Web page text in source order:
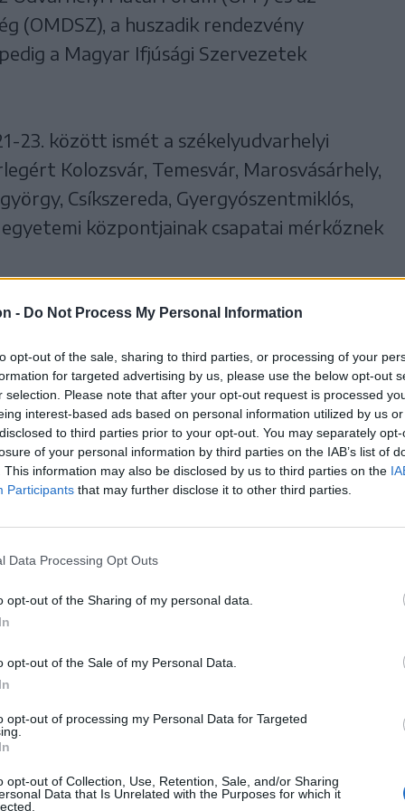
- Do Not Process My Personal Information
opt-out of the sale, sharing to third parties, or processing of your
for targeted advertising by us, please use the below opt-out
selection. Please note that after your opt-out request is processed
interest-based ads based on personal information utilized by us
to third parties prior to your opt-out. You may separately
of your personal information by third parties on the IAB’s list of
This information may also be disclosed by us to third parties on the
Participants that may further disclose it to other third parties.
Data Processing Opt Outs
opt-out of the Sharing of my personal data.
opt-out of the Sale of my Personal Data.
opt-out of processing my Personal Data for Targeted
opt-out of Collection, Use, Retention, Sale, and/or Sharing
Data that Is Unrelated with the Purposes for which it
(OMDSZ), a huszadik rendezvény
a Magyar Ifjúsági Szervezetek
23. között ismét a székelyudvarhelyi
Kolozsvár, Temesvár, Marosvásárhely,
Csíkszereda, Gyergyószentmiklós,
egyetemi központjainak csapatai mérkőznek
megemlékezést, hanem előremutató
is jelent. Ennek jegyében a 2009-es kiírás
labdarúgó bajnokság meghonosítása,
magyar egyetemi csapatait, és évente
meg játéktudásukat.